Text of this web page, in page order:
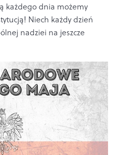
każdego dnia możemy
Niech każdy dzień
nadziei na jeszcze